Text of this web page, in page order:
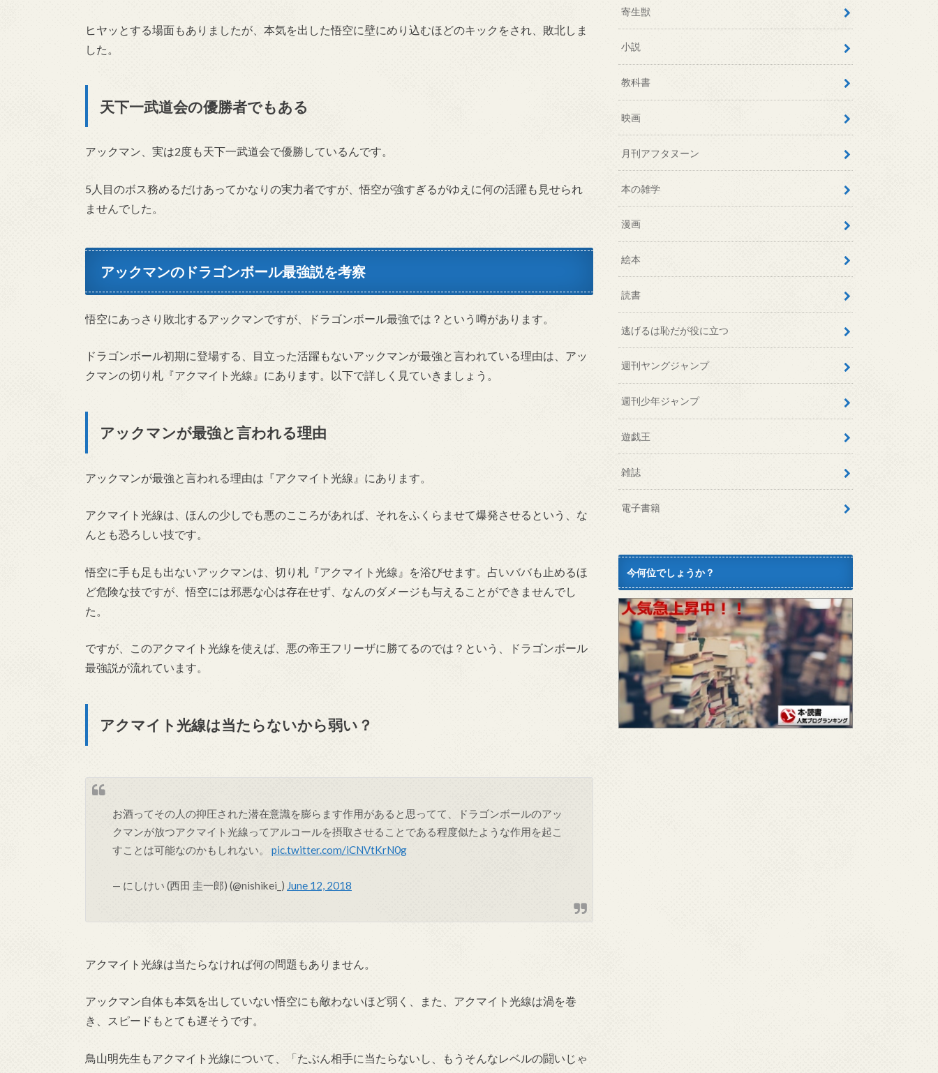
ヒヤッとする場面もありましたが、本気を出した悟空に壁にめり込むほどのキックをされ、敗北しま
した。
天下一武道会の優勝者でもある
アックマン、実は2度も天下一武道会で優勝しているんです。
5人目のボス務めるだけあってかなりの実力者ですが、悟空が強すぎるがゆえに何の活躍も見せられ
ませんでした。
アックマンのドラゴンボール最強説を考察
悟空にあっさり敗北するアックマンですが、ドラゴンボール最強では？という噂があります。
ドラゴンボール初期に登場する、目立った活躍もないアックマンが最強と言われている理由は、アッ
クマンの切り札『アクマイト光線』にあります。以下で詳しく見ていきましょう。
アックマンが最強と言われる理由
アックマンが最強と言われる理由は『アクマイト光線』にあります。
アクマイト光線は、ほんの少しでも悪のこころがあれば、それをふくらませて爆発させるという、な
んとも恐ろしい技です。
悟空に手も足も出ないアックマンは、切り札『アクマイト光線』を浴びせます。占いババも止めるほ
ど危険な技ですが、悟空には邪悪な心は存在せず、なんのダメージも与えることができませんでし
た。
ですが、このアクマイト光線を使えば、悪の帝王フリーザに勝てるのでは？という、ドラゴンボール
最強説が流れています。
アクマイト光線は当たらないから弱い？
お酒ってその人の抑圧された潜在意識を膨らます作用があると思ってて、ドラゴンボールのアッ
クマンが放つアクマイト光線ってアルコールを摂取させることである程度似たような作用を起こ
すことは可能なのかもしれない。 pic.twitter.com/iCNVtKrN0g
— にしけい (西田 圭一郎) (@nishikei_) June 12, 2018
アクマイト光線は当たらなければ何の問題もありません。
アックマン自体も本気を出していない悟空にも敵わないほど弱く、また、アクマイト光線は渦を巻
き、スピードもとても遅そうです。
鳥山明先生もアクマイト光線について、「たぶん相手に当たらないし、もうそんなレベルの闘いじゃ
寄生獣
小説
教科書
映画
月刊アフタヌーン
本の雑学
漫画
絵本
読書
逃げるは恥だが役に立つ
週刊ヤングジャンプ
週刊少年ジャンプ
遊戯王
雑誌
電子書籍
今何位でしょうか？